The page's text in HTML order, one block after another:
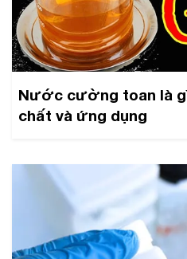
Nước cường toan là
chất và ứng dụng